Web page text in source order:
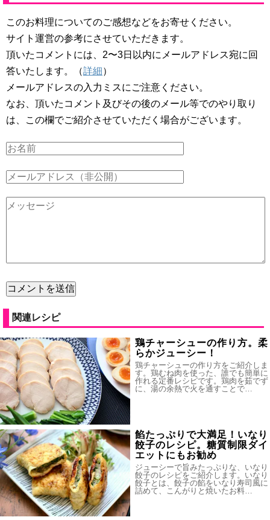
このお料理についてのご感想などをお寄せください。
サイト運営の参考にさせていただきます。
頂いたコメントには、2〜3日以内にメールアドレス宛に回
答いたします。（詳細）
メールアドレスの入力ミスにご注意ください。
なお、頂いたコメント及びその後のメール等でのやり取り
は、この欄でご紹介させていただく場合がございます。
関連レシピ
鶏チャーシューの作り方。柔
らかジューシー！
鶏チャーシューの作り方をご紹介しま
す。鶏むね肉を使った、誰でも簡単に
作れる定番レシピです。鶏肉を茹でず
に、湯の余熱で火を通すことで…
餡たっぷりで大満足！いなり
餃子のレシピ。糖質制限ダイ
エットにもお勧め
ジューシーで旨みたっぷりな、いなり
餃子のレシピをご紹介します。いなり
餃子とは、餃子の餡をいなり寿司風に
詰めて、こんがりと焼いたお料…